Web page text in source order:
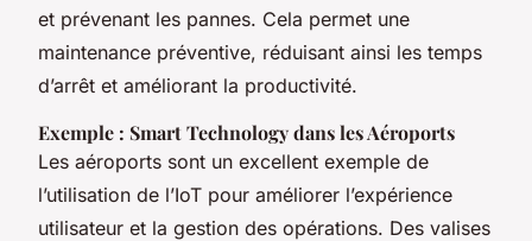
et prévenant les pannes. Cela permet une
maintenance préventive, réduisant ainsi les temps
d’arrêt et améliorant la productivité.
Exemple : Smart Technology dans les Aéroports
Les aéroports sont un excellent exemple de
l’utilisation de l’IoT pour améliorer l’expérience
utilisateur et la gestion des opérations. Des valises